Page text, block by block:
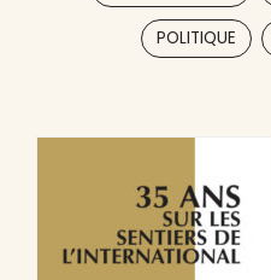
POLITIQUE ,